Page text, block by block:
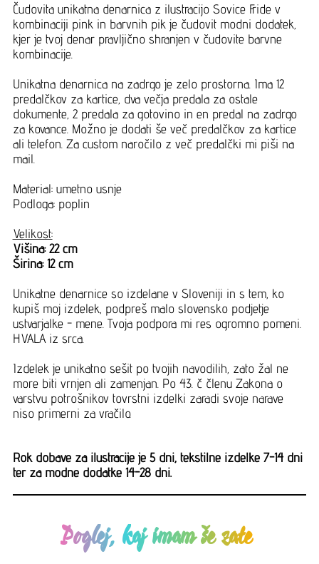
Čudovita unikatna denarnica z ilustracijo Sovice Fride v
kombinaciji pink in barvnih pik je čudovit modni dodatek,
kjer je tvoj denar pravljično shranjen v čudovite barvne
kombinacije.
Unikatna denarnica na zadrgo je zelo prostorna. Ima 12
predalčkov za kartice, dva večja predala za ostale
dokumente, 2 predala za gotovino in en predal na zadrgo
za kovance. Možno je dodati še več predalčkov za kartice
ali telefon. Za custom naročilo z več predalčki mi piši na
mail.
Material: umetno usnje
Podloga: poplin
Velikost:
Višina: 22 cm
Širina: 12 cm
Unikatne denarnice so izdelane v Sloveniji in s tem, ko
kupiš moj izdelek, podpreš malo slovensko podjetje
ustvarjalke - mene. Tvoja podpora mi res ogromno pomeni.
HVALA iz srca.
Izdelek je unikatno sešit po tvojih navodilih, zato žal ne
more biti vrnjen ali zamenjan. Po 43. č členu Zakona o
varstvu potrošnikov tovrstni izdelki zaradi svoje narave
niso primerni za vračilo.
Rok dobave za ilustracije je 5 dni, tekstilne izdelke 7-14 dni
ter za modne dodatke 14-28 dni.
Poglej, kaj imam še zate